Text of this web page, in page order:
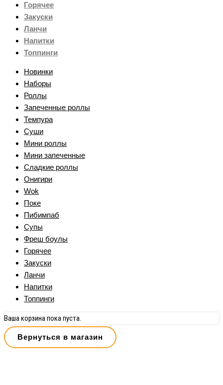
Горячее
Закуски
Ланчи
Напитки
Топпинги
Новинки
Наборы
Роллы
Запеченные роллы
Темпура
Суши
Мини роллы
Мини запеченные
Сладкие роллы
Онигири
Wok
Поке
Пибимпаб
Супы
Фреш боулы
Горячее
Закуски
Ланчи
Напитки
Топпинги
Ваша корзина пока пуста.
Вернуться в магазин